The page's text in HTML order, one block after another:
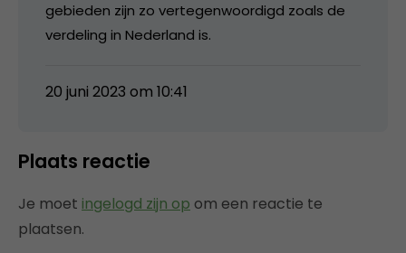
gebieden zijn zo vertegenwoordigd zoals de
verdeling in Nederland is.
20 juni 2023 om 10:41
Plaats reactie
Je moet ingelogd zijn op om een reactie te
plaatsen.